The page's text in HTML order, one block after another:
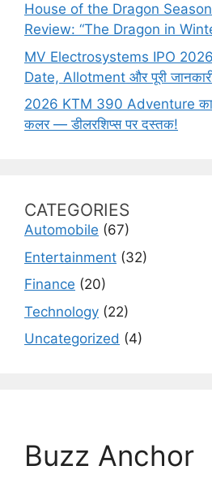
House of the Dragon
Review: “The Dragon in
MV Electrosystems IPO
Date, Allotment और पूरी जानकारी
2026 KTM 390 Adventure
कलर — डीलरशिप्स पर दस्तक!
CATEGORIES
Automobile (67)
Entertainment (32)
Finance (20)
Technology (22)
Uncategorized (4)
Buzz Anchor